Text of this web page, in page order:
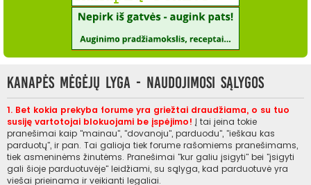
Kanapės mėgėjų lyga - Naudojimosi sąlygos
1. Bet kokia prekyba forume yra griežtai draudžiama, o su tuo
susiję vartotojai blokuojami be įspėjimo! Į tai įeina tokie
pranešimai kaip "mainau", "dovanoju", parduodu", "ieškau kas
parduotų", ir pan. Tai galioja tiek forume rašomiems pranešimams,
tiek asmeninėms žinutėms. Pranešimai "kur galiu įsigyti" bei "įsigyti
gali šioje parduotuvėje" leidžiami, su sąlyga, kad parduotuvė yra
viešai prieinama ir veikianti legaliai.